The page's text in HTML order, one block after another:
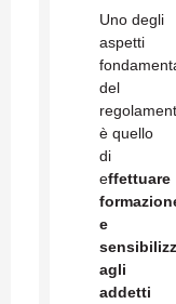
Uno degli
aspetti
del
è quello
di
effettuare
e
agli
addetti